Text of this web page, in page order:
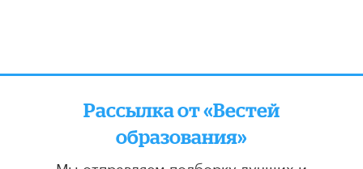
Рассылка от «Вестей
образования»